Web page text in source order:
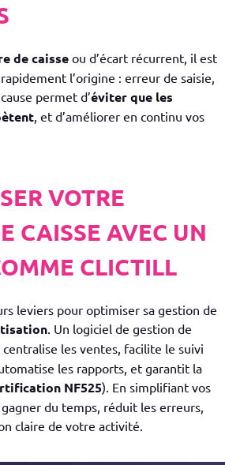
de caisse ou d’écart récurrent, il est
l’origine : erreur de saisie,
permet d’éviter que les
, et d’améliorer en continu vos
VOTRE
CAISSE AVEC UN
CLICTILL
leviers pour optimiser sa gestion de
. Un logiciel de gestion de
centralise les ventes, facilite le suivi
les rapports, et garantit la
NF525). En simplifiant vos
du temps, réduit les erreurs,
claire de votre activité.